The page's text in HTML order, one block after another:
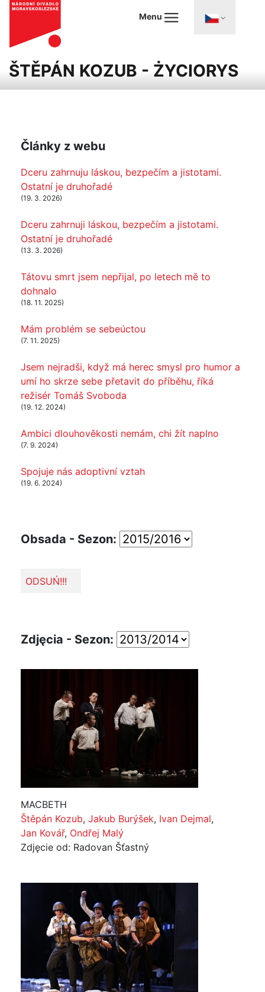
Menu
ŠTĚPÁN KOZUB - ŻYCIORYS
Články z webu
Dceru zahrnuju láskou, bezpečím a jistotami.
Ostatní je druhořadé
(19. 3. 2026)
Dceru zahrnuji láskou, bezpečím a jistotami.
Ostatní je druhořadé
(13. 3. 2026)
Tátovu smrt jsem nepřijal, po letech mě to
dohnalo
(18. 11. 2025)
Mám problém se sebeúctou
(7. 11. 2025)
Jsem nejradši, když má herec smysl pro humor a
umí ho skrze sebe přetavit do příběhu, říká
režisér Tomáš Svoboda
(19. 12. 2024)
Ambici dlouhověkosti nemám, chi žít naplno
(7. 9. 2024)
Spojuje nás adoptivní vztah
(19. 6. 2024)
Obsada - Sezon:
ODSUŃ!!!
Zdjęcia - Sezon:
MACBETH
Štěpán Kozub, Jakub Burýšek, Ivan Dejmal,
Jan Kovář, Ondřej Malý
Zdjęcie od: Radovan Šťastný